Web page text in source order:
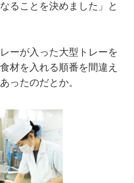
ることを決めました」と
ーが入った大型トレーを
材を入れる順番を間違え
ったのだとか。